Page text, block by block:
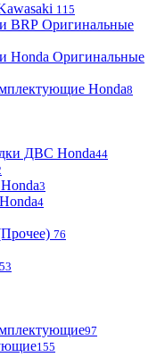
115
Оригинальные
Оригинальные
Honda8
ДВС Honda44
3
4
76
53
97
155